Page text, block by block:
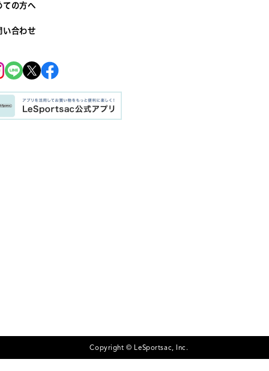
ての方へ
い合わせ
Copyright © LeSportsac, Inc.